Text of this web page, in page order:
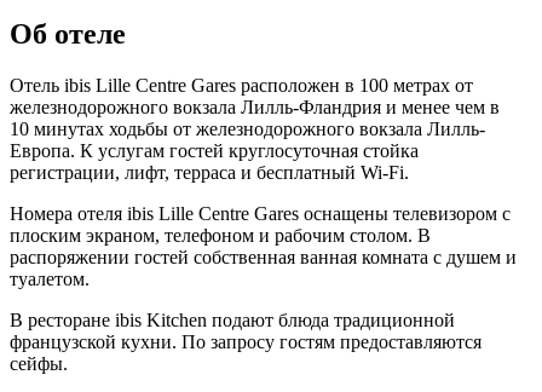
Об отеле
Отель ibis Lille Centre Gares расположен в 100 метрах от
железнодорожного вокзала Лилль-Фландрия и менее чем в
10 минутах ходьбы от железнодорожного вокзала Лилль-
Европа. К услугам гостей круглосуточная стойка
регистрации, лифт, терраса и бесплатный Wi-Fi.
Номера отеля ibis Lille Centre Gares оснащены телевизором с
плоским экраном, телефоном и рабочим столом. В
распоряжении гостей собственная ванная комната с душем и
туалетом.
В ресторане ibis Kitchen подают блюда традиционной
французской кухни. По запросу гостям предоставляются
сейфы.